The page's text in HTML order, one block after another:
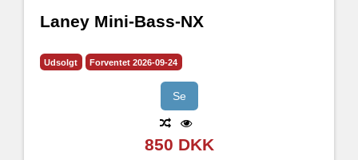
Laney Mini-Bass-NX
Udsolgt Forventet 2026-09-24
Se
850 DKK